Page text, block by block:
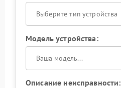
Выберите тип устройства
Модель устройства:
Описание неисправности: